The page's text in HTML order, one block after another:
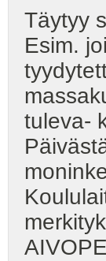
Täytyy
Esim.
tuleva-